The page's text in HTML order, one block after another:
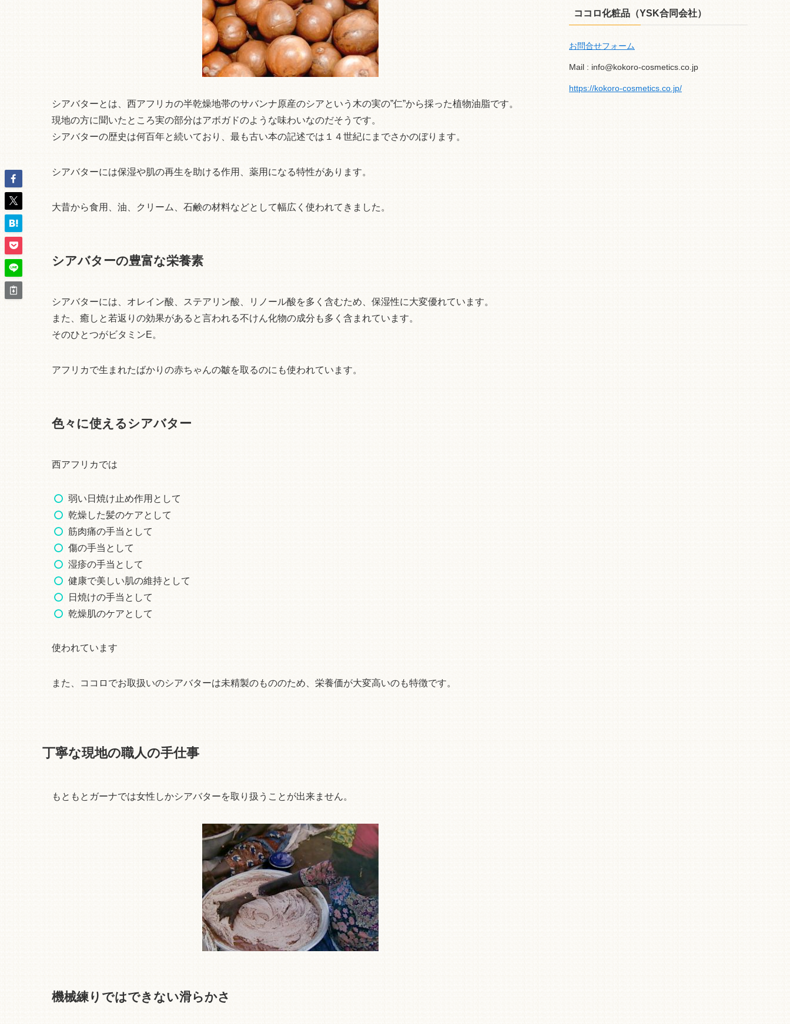
シアバターとは、西アフリカの半乾燥地帯のサバンナ原産のシアという木の実の”仁”から採った植物油脂です。
現地の方に聞いたところ実の部分はアボガドのような味わいなのだそうです。
シアバターの歴史は何百年と続いており、最も古い本の記述では１４世紀にまでさかのぼります。
シアバターには保湿や肌の再生を助ける作用、薬用になる特性があります。
大昔から食用、油、クリーム、石鹸の材料などとして幅広く使われてきました。
シアバターの豊富な栄養素
シアバターには、オレイン酸、ステアリン酸、リノール酸を多く含むため、保湿性に大変優れています。
また、癒しと若返りの効果があると言われる不けん化物の成分も多く含まれています。
そのひとつがビタミンE。
アフリカで生まれたばかりの赤ちゃんの皺を取るのにも使われています。
色々に使えるシアバター
西アフリカでは
弱い日焼け止め作用として
乾燥した髪のケアとして
筋肉痛の手当として
傷の手当として
湿疹の手当として
健康で美しい肌の維持として
日焼けの手当として
乾燥肌のケアとして
使われています
また、ココロでお取扱いのシアバターは未精製のもののため、栄養価が大変高いのも特徴です。
丁寧な現地の職人の手仕事
もともとガーナでは女性しかシアバターを取り扱うことが出来ません。
機械練りではできない滑らかさ
ココロ化粧品（YSK合同会社）
お問合せフォーム
Mail : info@kokoro-cosmetics.co.jp
https://kokoro-cosmetics.co.jp/